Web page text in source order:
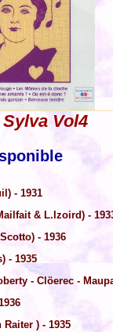
Vol4
- 1931
& L.Izoird) -
- 1936
- 1935
- Clöerec -
) - 1935